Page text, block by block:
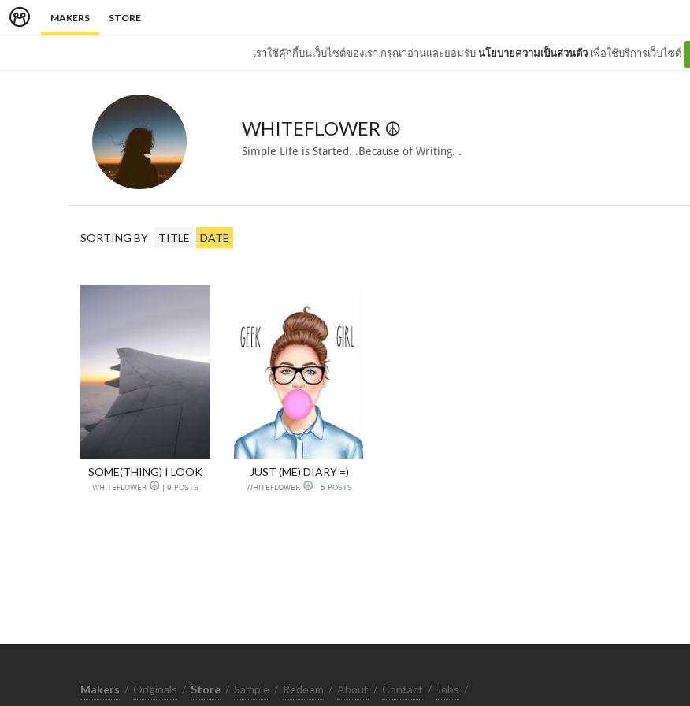
MAKERS STORE
เราใช้คุ๊กกี้บนเว็บไซต์ของเรา กรุณาอ่านและยอมรับนโยบายความเป็นส่วนตัว เพื่อใช้บริการเว็บไซต์
WHITEFLOWER ☮
Simple Life is Started. .Because of Writing. .
SORTING BY TITLE DATE
SOME(THING) I LOOK
WHITEFLOWER ☮ | 9 POSTS
JUST (ME) DIARY =)
WHITEFLOWER ☮ | 5 POSTS
Makers / Originals / Store / Sample / Redeem / About / Contact / Jobs /